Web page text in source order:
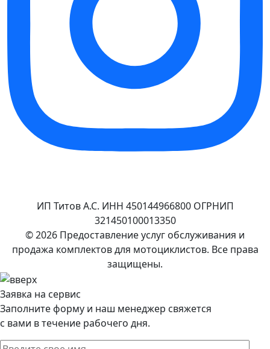
ИП Титов А.С. ИНН 450144966800 ОГРНИП
321450100013350
© 2026 Предоставление услуг обслуживания и
продажа комплектов для мотоциклистов. Все права
защищены.
Заявка на сервис
Заполните форму и наш менеджер свяжется
с вами в течение рабочего дня.